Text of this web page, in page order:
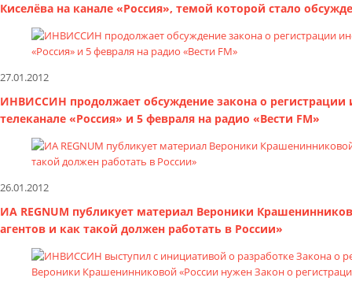
Киселёва на канале «Россия», темой которой стало
27.01.2012
ИНВИССИН продолжает обсуждение закона о регистрации
телеканале «Россия» и 5 февраля на радио «Вести FM»
26.01.2012
ИА REGNUM публикует материал Вероники
агентов и как такой должен работать в России»